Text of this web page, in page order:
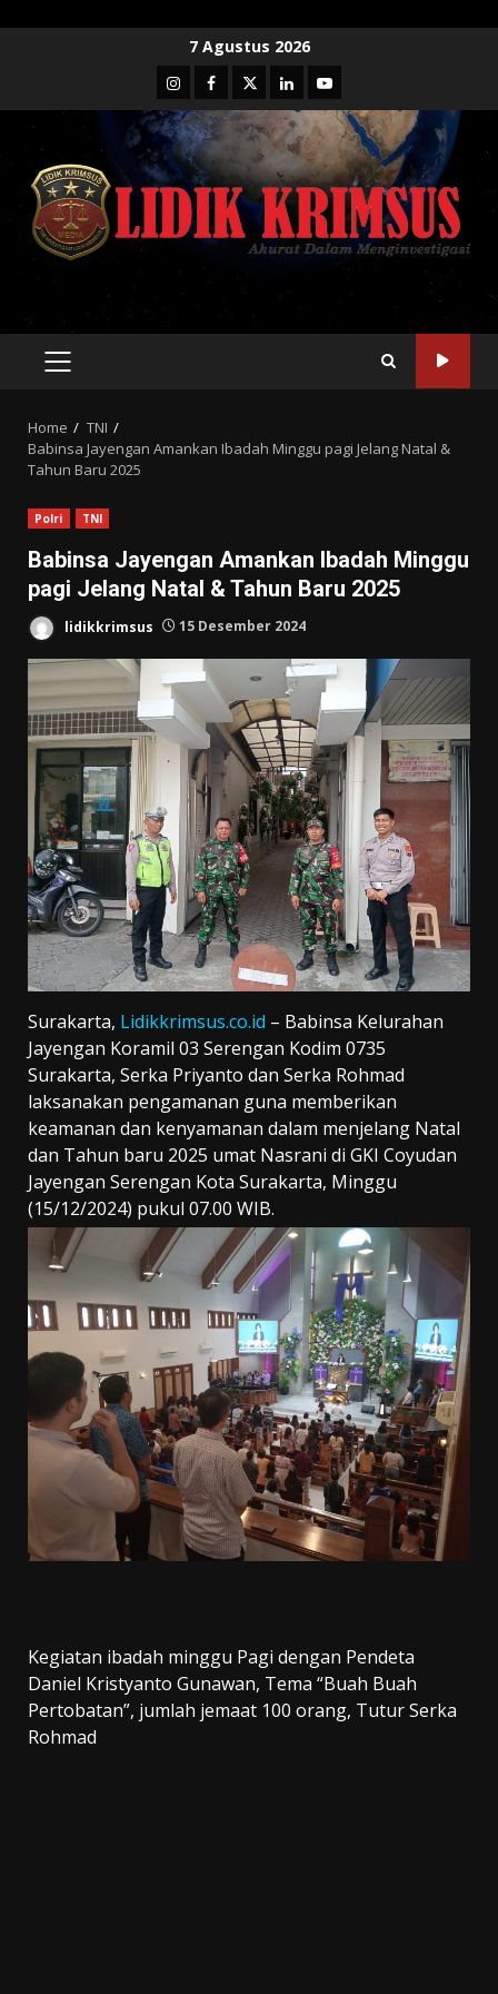
7 Agustus 2026
InstagramFacebook
TwitterLinkedinYoutube
PRIMARY
Home
TNI
Babinsa Jayengan Amankan Ibadah Minggu pagi Jelang Natal &
Tahun Baru 2025
Polri TNI
Babinsa Jayengan Amankan Ibadah Minggu
pagi Jelang Natal & Tahun Baru 2025
lidikkrimsus 15 Desember 2024
Surakarta, Lidikkrimsus.co.id – Babinsa Kelurahan
Jayengan Koramil 03 Serengan Kodim 0735
Surakarta, Serka Priyanto dan Serka Rohmad
laksanakan pengamanan guna memberikan
keamanan dan kenyamanan dalam menjelang Natal
dan Tahun baru 2025 umat Nasrani di GKI Coyudan
Jayengan Serengan Kota Surakarta, Minggu
(15/12/2024) pukul 07.00 WIB.
Kegiatan ibadah minggu Pagi dengan Pendeta
Daniel Kristyanto Gunawan, Tema “Buah Buah
Pertobatan”, jumlah jemaat 100 orang, Tutur Serka
Rohmad